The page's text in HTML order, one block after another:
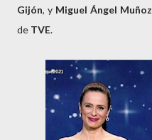
Gijón, y Miguel Ángel Muñoz
de TVE.